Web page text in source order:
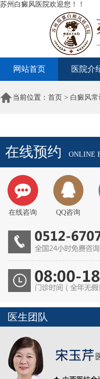
苏州白癜风医院欢迎您！！
网站首页 医院介
当前位置： 首页 > 白癜风常
在线预约 ONLINE
在线咨询 QQ咨询
医生团队